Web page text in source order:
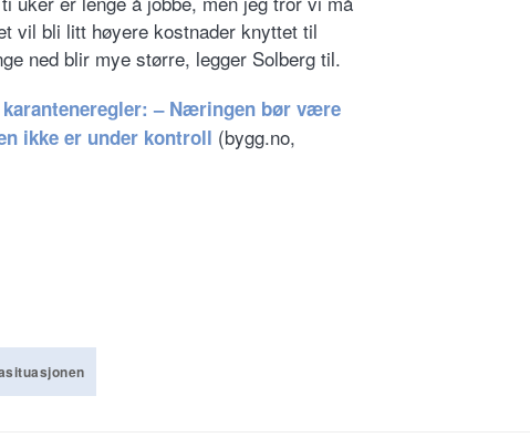
vil bli litt høyere kostnader knyttet til
ned blir mye større, legger Solberg til.
– Næringen bør være
ikke er under kontroll (bygg.no,